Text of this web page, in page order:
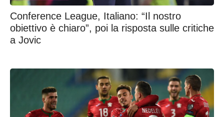
Conference League, Italiano: “Il nostro
obiettivo è chiaro”, poi la risposta sulle critiche
a Jovic